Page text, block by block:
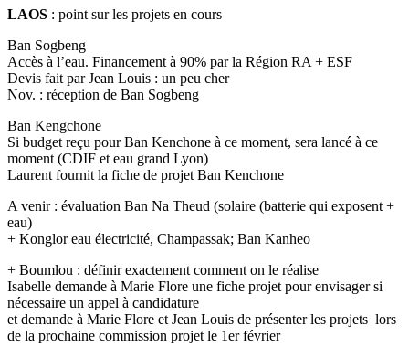
LAOS : point sur les projets en cours
Ban Sogbeng
Accès à l’eau. Financement à 90% par la Région RA + ESF
Devis fait par Jean Louis : un peu cher
Nov. : réception de Ban Sogbeng
Ban Kengchone
Si budget reçu pour Ban Kenchone à ce moment, sera lancé à ce
moment (CDIF et eau grand Lyon)
Laurent fournit la fiche de projet Ban Kenchone
A venir : évaluation Ban Na Theud (solaire (batterie qui exposent +
eau)
+ Konglor eau électricité, Champassak; Ban Kanheo
+ Boumlou : définir exactement comment on le réalise
Isabelle demande à Marie Flore une fiche projet pour envisager si
nécessaire un appel à candidature
et demande à Marie Flore et Jean Louis de présenter les projets lors
de la prochaine commission projet le 1er février